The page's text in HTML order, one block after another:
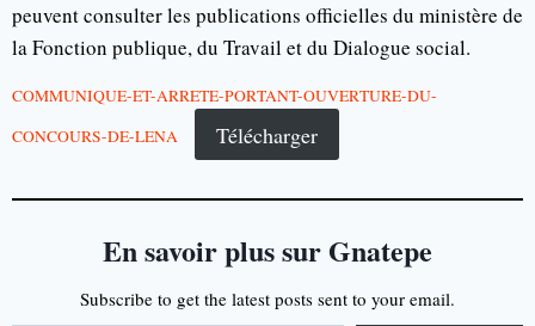
peuvent consulter les publications officielles du ministère de
la Fonction publique, du Travail et du Dialogue social.
COMMUNIQUE-ET-ARRETE-PORTANT-OUVERTURE-DU-
CONCOURS-DE-LENA
Télécharger
En savoir plus sur Gnatepe
Subscribe to get the latest posts sent to your email.